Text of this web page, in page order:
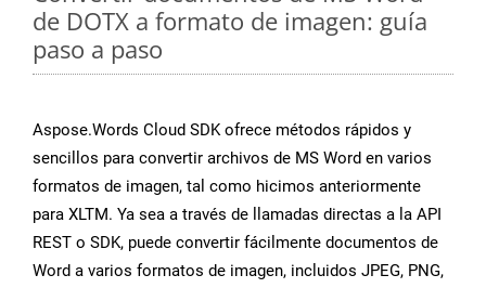
de DOTX a formato de imagen: guía
paso a paso
Aspose.Words Cloud SDK ofrece métodos rápidos y
sencillos para convertir archivos de MS Word en varios
formatos de imagen, tal como hicimos anteriormente
para XLTM. Ya sea a través de llamadas directas a la API
REST o SDK, puede convertir fácilmente documentos de
Word a varios formatos de imagen, incluidos JPEG, PNG,